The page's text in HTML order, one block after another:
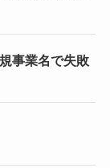
事業名で失敗